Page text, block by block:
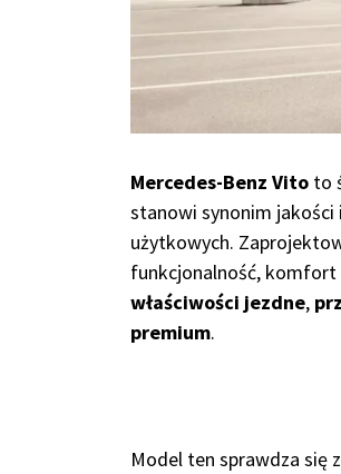
Mercedes-Benz Vito to
stanowi synonim
użytkowych.
funkcjonalność, komfort
właściwości jezdne,
premium.
Model ten sprawdza się